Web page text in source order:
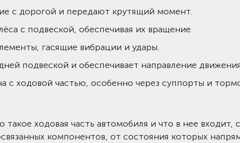
с дорогой и передают крутящий момент.
с подвеской, обеспечивая их вращение.
гасящие вибрации и удары.
подвеской и обеспечивает направление
с ходовой частью, особенно через суппорты и
ходовая часть автомобиля и что в нее входит,
компонентов, от состояния которых